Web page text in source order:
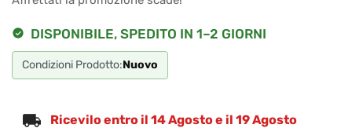
€109.00.
€103.55.
DISPONIBILE, SPEDITO IN 1–2 GIORNI
Condizioni Prodotto:Nuovo
Ricevilo entro il 14 Agosto e il 19 Agosto